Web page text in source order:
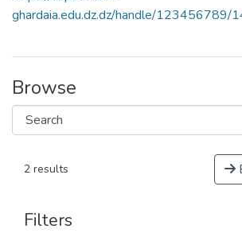
ghardaia.edu.dz.dz/handle/123456789/
Browse
2 results
Filters